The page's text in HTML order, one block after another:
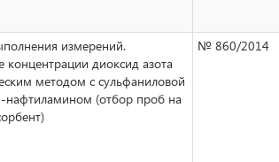
измерений.
концентрации диоксид азота
методом с сульфаниловой
нафтиламином (отбор проб на
№ 860/2014